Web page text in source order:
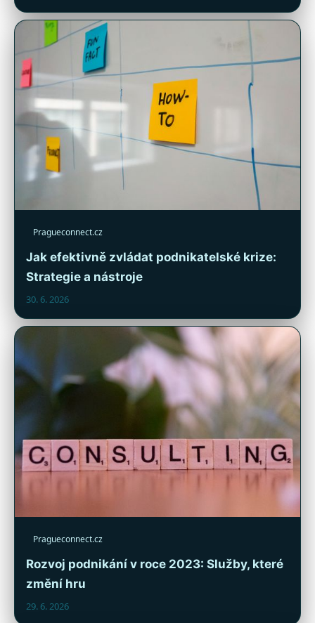
Pragueconnect.cz
Jak efektivně zvládat podnikatelské krize:
Strategie a nástroje
30. 6. 2026
Pragueconnect.cz
Rozvoj podnikání v roce 2023: Služby, které
změní hru
29. 6. 2026